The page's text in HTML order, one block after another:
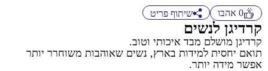
0 אהבו שיתוף פריט
קרדיגן לנשים
קרדיגן מושלם מבד איכותי וטוב.
תואם יחסית למידות בארץ, נשים שאוהבות משוחרר יותר
אפשר מידה יותר.